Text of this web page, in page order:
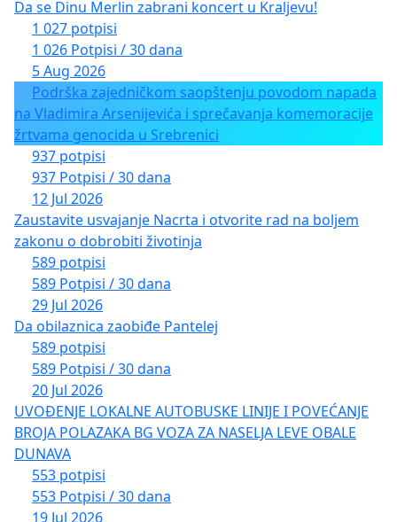
Da se Dinu Merlin zabrani koncert u Kraljevu!
1 027 potpisi
1 026 Potpisi / 30 dana
5 Aug 2026
Podrška zajedničkom saopštenju povodom napada
na Vladimira Arsenijevića i sprečavanja komemoracije
žrtvama genocida u Srebrenici
937 potpisi
937 Potpisi / 30 dana
12 Jul 2026
Zaustavite usvajanje Nacrta i otvorite rad na boljem
zakonu o dobrobiti životinja
589 potpisi
589 Potpisi / 30 dana
29 Jul 2026
Da obilaznica zaobiđe Pantelej
589 potpisi
589 Potpisi / 30 dana
20 Jul 2026
UVOĐENJE LOKALNE AUTOBUSKE LINIJE I POVEĆANJE
BROJA POLAZAKA BG VOZA ZA NASELJA LEVE OBALE
DUNAVA
553 potpisi
553 Potpisi / 30 dana
19 Jul 2026